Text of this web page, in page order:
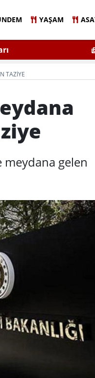
YAŞAM
TAZIYE
meydana gelen